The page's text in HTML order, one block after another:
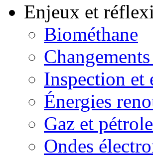
Enjeux et
Biométhane
Inspection et
Énergies
Gaz et
Ondes